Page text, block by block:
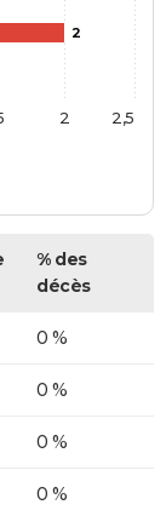
2
2 2,5
% des
décès
0 %
0 %
0 %
0 %